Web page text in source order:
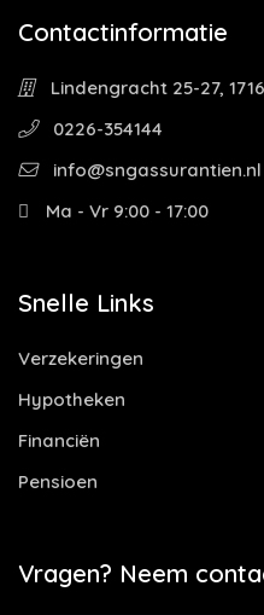
Contactinformatie
Lindengracht 25-27,
0226-354144
info@sngassurantien.nl
Ma - Vr 9:00 - 17:00
Snelle Links
Verzekeringen
Hypotheken
Financiën
Pensioen
Vragen? Neem